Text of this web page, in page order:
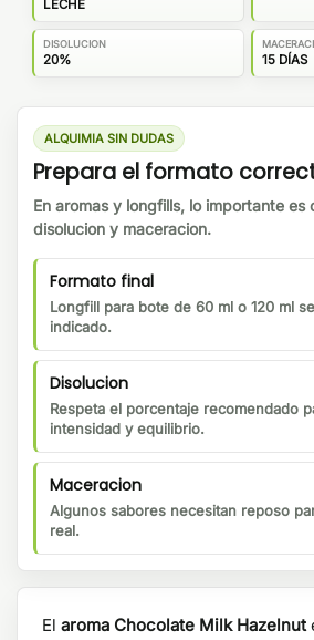
LECHE
DISOLUCION
20% 15 DÍAS
ALQUIMIA SIN DUDAS
Prepara el formato
En aromas y longfills, lo importante
disolucion y maceracion.
Formato final
Longfill para bote de 60 ml o 120 ml
indicado.
Disolucion
Respeta el porcentaje recomendado
intensidad y equilibrio.
Maceracion
Algunos sabores necesitan reposo
real.
El aroma Chocolate Milk Hazelnut